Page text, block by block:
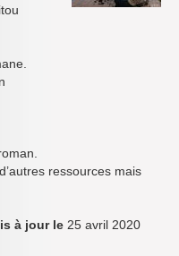
ressources mais
à jour le 25 avril 2020